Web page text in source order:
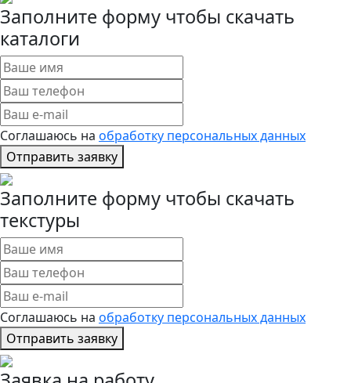
Заполните форму чтобы скачать
каталоги
Соглашаюсь на обработку персональных данных
Отправить заявку
Заполните форму чтобы скачать
текстуры
Соглашаюсь на обработку персональных данных
Отправить заявку